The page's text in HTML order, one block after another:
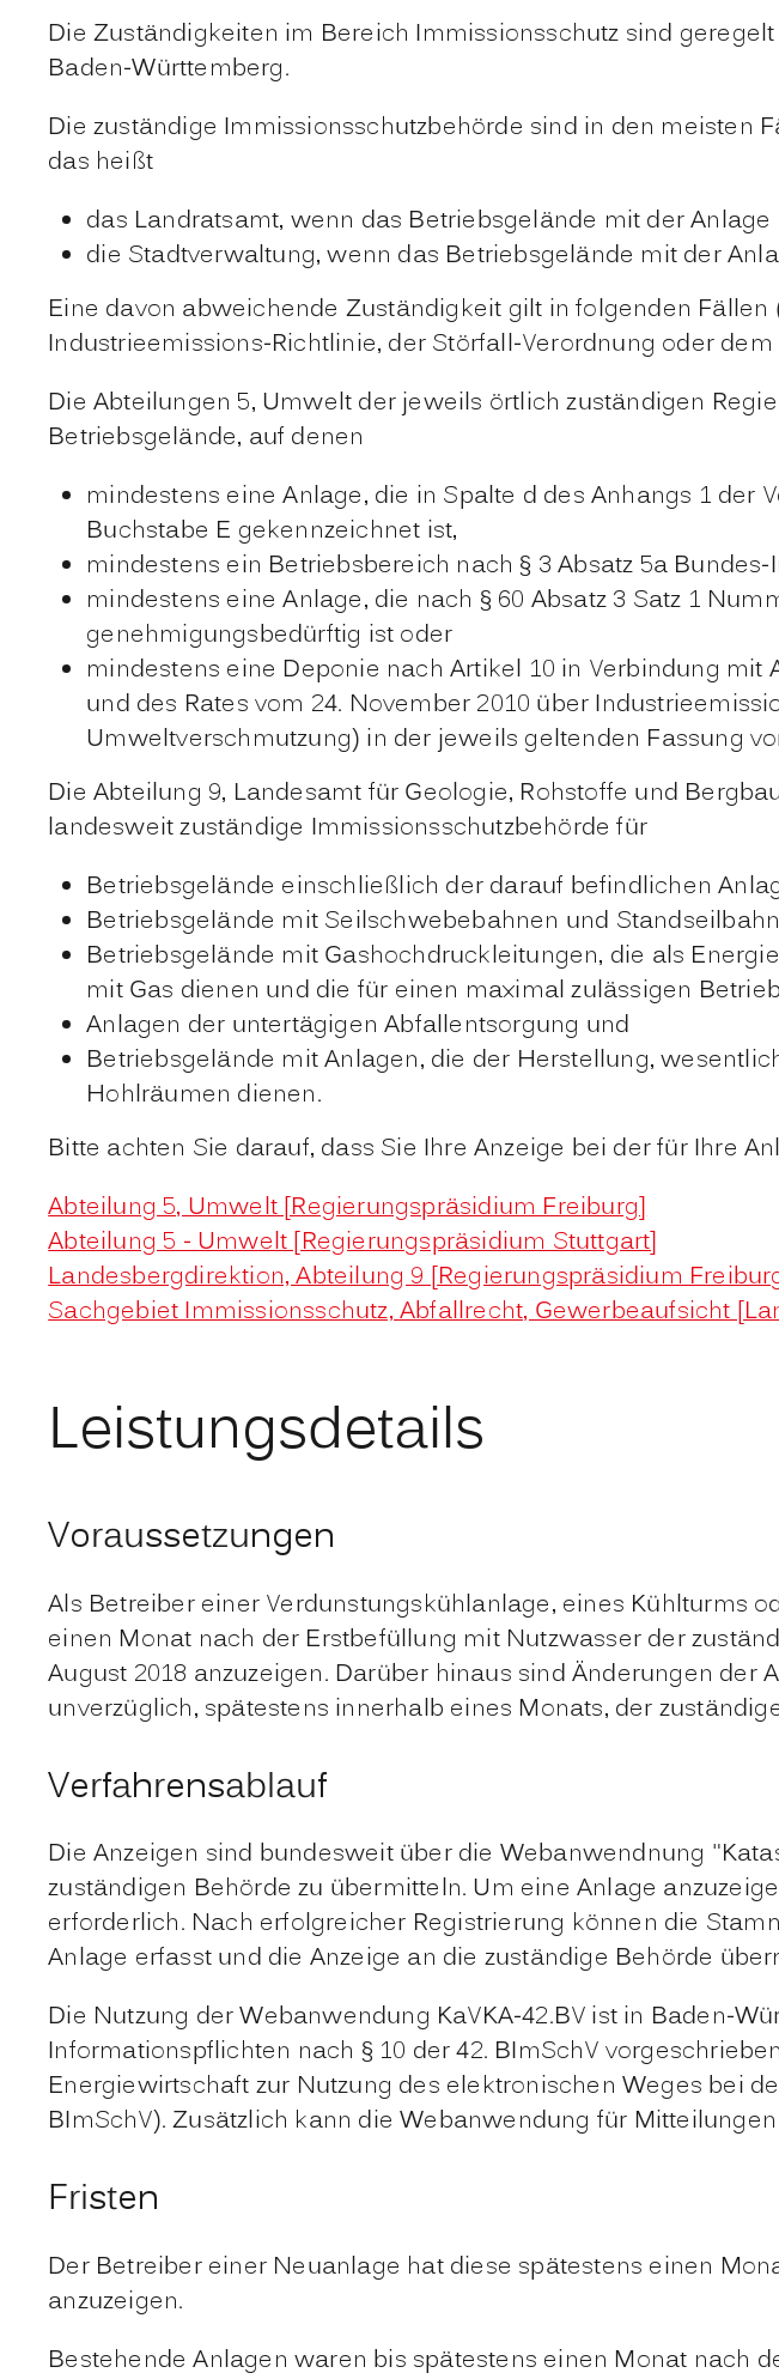
Die Zuständigkeiten im Bereich Immissionsschutz sind
Baden-Württemberg.
Die zuständige Immissionsschutzbehörde sind in den meisten
das heißt
das Landratsamt, wenn das Betriebsgelände mit der
die Stadtverwaltung, wenn das Betriebsgelände mit der
Eine davon abweichende Zuständigkeit gilt in folgenden
Industrieemissions-Richtlinie, der Störfall-Verordnung oder
Die Abteilungen 5, Umwelt der jeweils örtlich zuständigen
Betriebsgelände, auf denen
mindestens eine Anlage, die in Spalte d des Anhangs 1
Buchstabe E gekennzeichnet ist,
mindestens ein Betriebsbereich nach § 3 Absatz 5a
mindestens eine Anlage, die nach § 60 Absatz 3 Satz 1
genehmigungsbedürftig ist oder
mindestens eine Deponie nach Artikel 10 in Verbindung
und des Rates vom 24. November 2010 über
Umweltverschmutzung) in der jeweils geltenden Fassung
Die Abteilung 9, Landesamt für Geologie, Rohstoffe und
landesweit zuständige Immissionsschutzbehörde für
Betriebsgelände einschließlich der darauf befindlichen
Betriebsgelände mit Seilschwebebahnen und
Betriebsgelände mit Gashochdruckleitungen, die als
mit Gas dienen und die für einen maximal zulässigen
Anlagen der untertägigen Abfallentsorgung und
Betriebsgelände mit Anlagen, die der Herstellung,
Hohlräumen dienen.
Bitte achten Sie darauf, dass Sie Ihre Anzeige bei der für Ihre
Abteilung 5, Umwelt [Regierungspräsidium Freiburg]
Abteilung 5 - Umwelt [Regierungspräsidium Stuttgart]
Landesbergdirektion, Abteilung 9 [Regierungspräsidium
Sachgebiet Immissionsschutz, Abfallrecht, Gewerbeaufsicht
Leistungsdetails
Voraussetzungen
Als Betreiber einer Verdunstungskühlanlage, eines Kühlturms
einen Monat nach der Erstbefüllung mit Nutzwasser der
August 2018 anzuzeigen. Darüber hinaus sind Änderungen der
unverzüglich, spätestens innerhalb eines Monats, der
Verfahrensablauf
Die Anzeigen sind bundesweit über die Webanwendnung
zuständigen Behörde zu übermitteln. Um eine Anlage
erforderlich. Nach erfolgreicher Registrierung können die
Anlage erfasst und die Anzeige an die zuständige Behörde
Die Nutzung der Webanwendung KaVKA-42.BV ist in Baden-
Informationspflichten nach § 10 der 42. BImSchV
Energiewirtschaft zur Nutzung des elektronischen Weges bei
BImSchV). Zusätzlich kann die Webanwendung für
Fristen
Der Betreiber einer Neuanlage hat diese spätestens einen
anzuzeigen.
Bestehende Anlagen waren bis spätestens einen Monat nach